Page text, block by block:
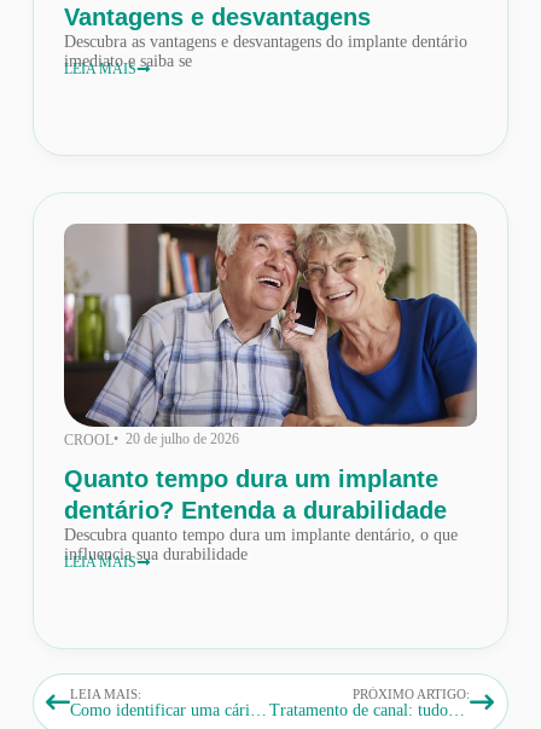
Vantagens e desvantagens
Descubra as vantagens e desvantagens do implante dentário
imediato e saiba se
LEIA MAIS
CROOL• 20 de julho de 2026
Quanto tempo dura um implante
dentário? Entenda a durabilidade
Descubra quanto tempo dura um implante dentário, o que
influencia sua durabilidade
LEIA MAIS
LEIA MAIS: PRÓXIMO ARTIGO: